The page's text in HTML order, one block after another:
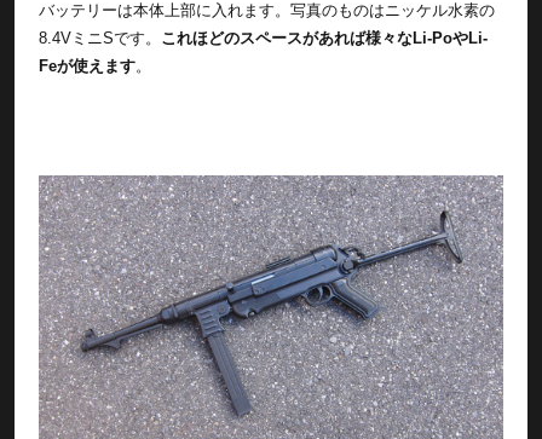
バッテリーは本体上部に入れます。写真のものはニッケル水素の
8.4VミニSです。 これほどのスペースがあれば様々なLi-PoやLi-
Feが使えます。